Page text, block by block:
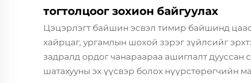
тогтолцоог зохион байгуулах
Цэцэрлэгт байшин эсвэл тимир байшинд
хайрцаг, ургамлын шохой зэрэг зүйлсийг
задралд ордог чанараараа ашиглалт дууссан
шатахууны эх үүсвэр болох нүүрстөрөгчийн